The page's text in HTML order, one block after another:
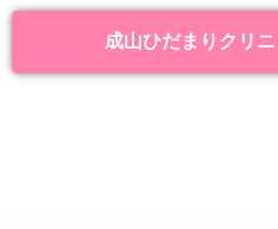
成山ひだまりクリ